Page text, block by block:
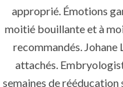
approprié. Émotions
moitié bouillante et à
recommandés.
attachés.
semaines de
Home
About